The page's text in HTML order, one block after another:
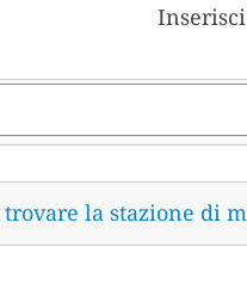
trovare la stazione di